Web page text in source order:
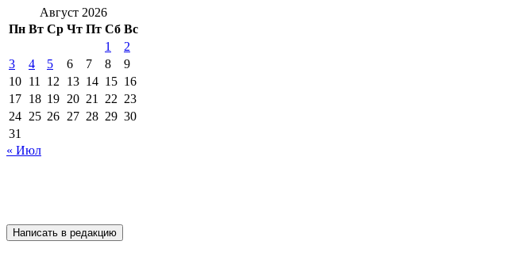
Август 2026
Пн Вт Ср Чт Пт Сб Вс
1
2
3
4 5 6 7 8
9
10 11 12 13 14 15 16
17 18 19 20 21 22 23
24 25 26 27 28 29 30
31
« Июл
Написать в редакцию